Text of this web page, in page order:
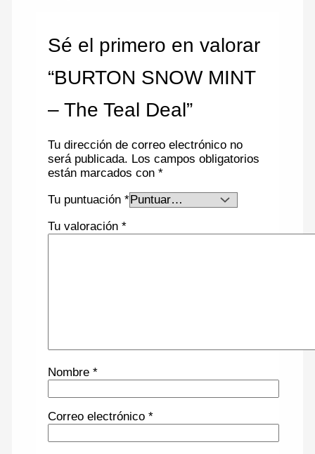
Sé el primero en valorar
“BURTON SNOW MINT
– The Teal Deal”
Tu dirección de correo electrónico no
será publicada. Los campos obligatorios
están marcados con*
Tu puntuación*
Tu valoración*
Nombre*
Correo electrónico*